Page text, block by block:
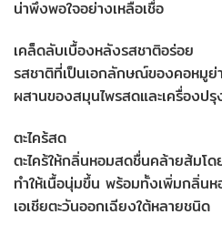
น่าพึงพอใจอย่างเหลือเชื่อ
เคล็ดลับเบื้องหลังรสชาติอร่อย
รสชาติที่เป็นเอกลักษณ์ของคอหมูย่
ผสานของสมุนไพรสดและเครื่องป
ตะไคร้สด
ตะไคร้ให้กลิ่นหอมสดชื่นคล้ายส้มโด
ทำให้เนื้อนุ่มขึ้น พร้อมทั้งเพิ่มกลิ่น
เอเชียตะวันออกเฉียงใต้หลายชนิด